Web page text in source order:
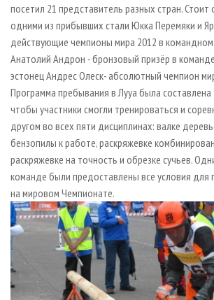
посетил 21 представитель разных стран. Стоит
одними из прибывших стали Юкка Перемяки и
действующие чемпионы мира 2012 в командном
Анатолий Андрон - бронзовый призёр в
эстонец Андрес Олеск- абсолютный чемпион
Программа пребывания в Лууа была
чтобы участники смогли тренироваться и
другом во всех пяти дисциплинах: валке
бензопилы к работе, раскряжевке
раскряжевке на точность и обрезке сучьев.
команде были предоставлены все условия для
на мировом Чемпионате.